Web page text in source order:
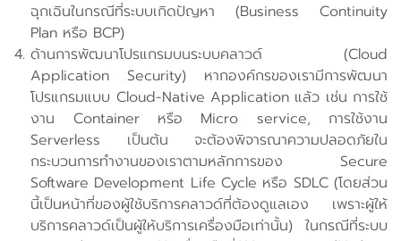
ฉุกเฉินในกรณีที่ระบบเกิดปัญหา (Business Continuity
Plan หรือ BCP)
ด้านการพัฒนาโปรแกรมบนระบบคลาวด์ (Cloud
Application Security) หากองค์กรของเรามีการพัฒนา
โปรแกรมแบบ Cloud-Native Application แล้ว เช่น การใช้
งาน Container หรือ Micro service, การใช้งาน
Serverless เป็นต้น จะต้องพิจารณาความปลอดภัยใน
กระบวนการทำงานของเราตามหลักการของ Secure
Software Development Life Cycle หรือ SDLC (โดยส่วน
นี้เป็นหน้าที่ของผู้ใช้บริการคลาวด์ที่ต้องดูแลเอง เพราะผู้ให้
บริการคลาวด์เป็นผู้ให้บริการเครื่องมือเท่านั้น) ในกรณีที่ระบบ